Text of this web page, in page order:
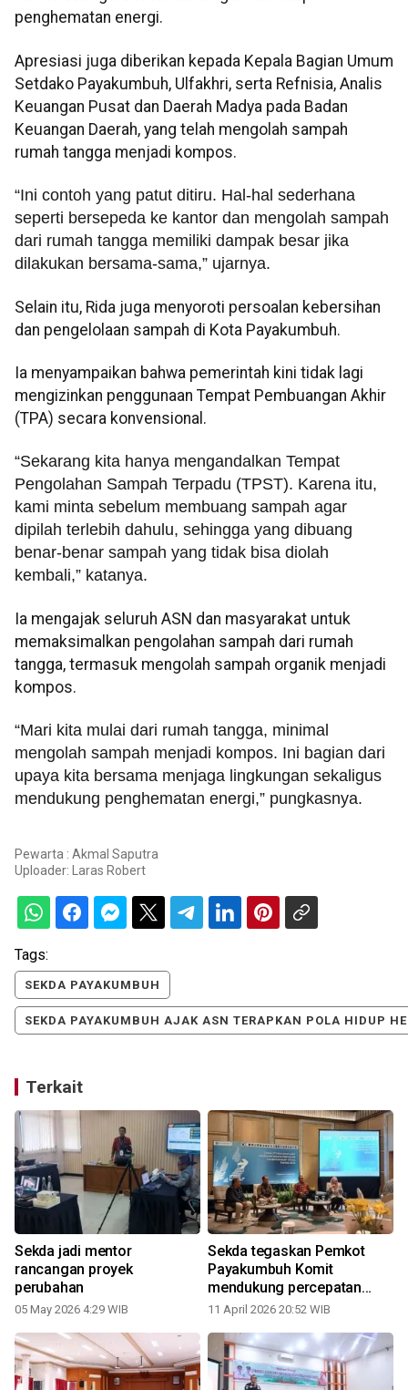
penghematan energi.
Apresiasi juga diberikan kepada Kepala Bagian Umum
Setdako Payakumbuh, Ulfakhri, serta Refnisia, Analis
Keuangan Pusat dan Daerah Madya pada Badan
Keuangan Daerah, yang telah mengolah sampah
rumah tangga menjadi kompos.
“Ini contoh yang patut ditiru. Hal-hal sederhana
seperti bersepeda ke kantor dan mengolah sampah
dari rumah tangga memiliki dampak besar jika
dilakukan bersama-sama,” ujarnya.
Selain itu, Rida juga menyoroti persoalan kebersihan
dan pengelolaan sampah di Kota Payakumbuh.
Ia menyampaikan bahwa pemerintah kini tidak lagi
mengizinkan penggunaan Tempat Pembuangan Akhir
(TPA) secara konvensional.
“Sekarang kita hanya mengandalkan Tempat
Pengolahan Sampah Terpadu (TPST). Karena itu,
kami minta sebelum membuang sampah agar
dipilah terlebih dahulu, sehingga yang dibuang
benar-benar sampah yang tidak bisa diolah
kembali,” katanya.
Ia mengajak seluruh ASN dan masyarakat untuk
memaksimalkan pengolahan sampah dari rumah
tangga, termasuk mengolah sampah organik menjadi
kompos.
“Mari kita mulai dari rumah tangga, minimal
mengolah sampah menjadi kompos. Ini bagian dari
upaya kita bersama menjaga lingkungan sekaligus
mendukung penghematan energi,” pungkasnya.
Pewarta : Akmal Saputra
Uploader: Laras Robert
Tags:
SEKDA PAYAKUMBUH
SEKDA PAYAKUMBUH AJAK ASN TERAPKAN POLA HIDUP
Terkait
Sekda jadi mentor
rancangan proyek
perubahan
05 May 2026 4:29 WIB
Sekda tegaskan Pemkot
Payakumbuh Komit
mendukung percepatan
implementasi ETPD
11 April 2026 20:52 WIB